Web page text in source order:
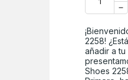
2258!
añadir a
Shoes